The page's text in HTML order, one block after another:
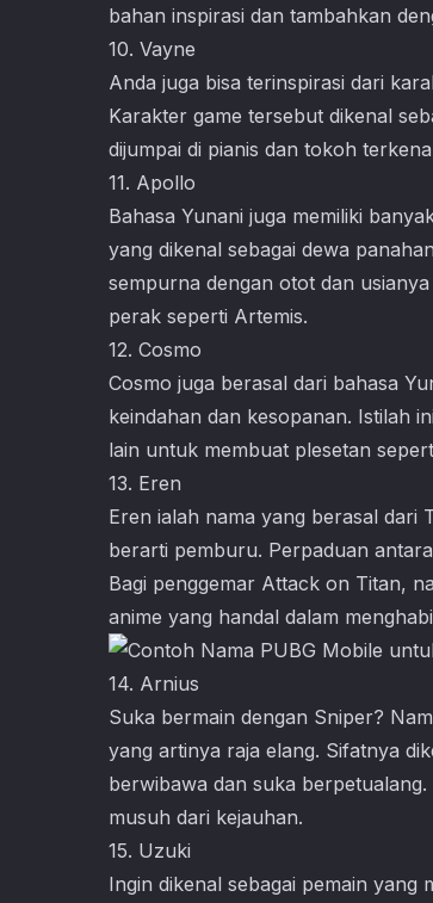
bahan inspirasi dan tambahkan
10. Vayne
Anda juga bisa terinspirasi dari
Karakter game tersebut dikenal
dijumpai di pianis dan tokoh
11. Apollo
Bahasa Yunani juga memiliki
yang dikenal sebagai dewa
sempurna dengan otot dan
perak seperti Artemis.
12. Cosmo
Cosmo juga berasal dari bahasa
keindahan dan kesopanan. Istilah
lain untuk membuat plesetan
13. Eren
Eren ialah nama yang berasal dari
berarti pemburu. Perpaduan
Bagi penggemar Attack on Titan,
anime yang handal dalam
14. Arnius
Suka bermain dengan Sniper?
yang artinya raja elang. Sifatnya
berwibawa dan suka
musuh dari kejauhan.
15. Uzuki
Ingin dikenal sebagai pemain